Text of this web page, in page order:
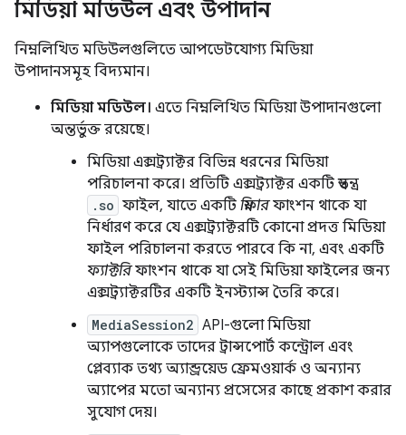
মিডিয়া মডিউল এবং উপাদান
নিম্নলিখিত মডিউলগুলিতে আপডেটযোগ্য মিডিয়া
উপাদানসমূহ বিদ্যমান।
মিডিয়া মডিউল। এতে নিম্নলিখিত মিডিয়া উপাদানগুলো
অন্তর্ভুক্ত রয়েছে।
মিডিয়া এক্সট্র্যাক্টর বিভিন্ন ধরনের মিডিয়া
পরিচালনা করে। প্রতিটি এক্সট্র্যাক্টর একটি স্বতন্ত্র
.so ফাইল, যাতে একটি স্নিফারফাংশন থাকে যা
নির্ধারণ করে যে এক্সট্র্যাক্টরটি কোনো প্রদত্ত মিডিয়া
ফাইল পরিচালনা করতে পারবে কি না, এবং একটি
ফ্যাক্টরিফাংশন থাকে যা সেই মিডিয়া ফাইলের জন্য
এক্সট্র্যাক্টরটির একটি ইনস্ট্যান্স তৈরি করে।
MediaSession2 API-গুলো মিডিয়া
অ্যাপগুলোকে তাদের ট্রান্সপোর্ট কন্ট্রোল এবং
প্লেব্যাক তথ্য অ্যান্ড্রয়েড ফ্রেমওয়ার্ক ও অন্যান্য
অ্যাপের মতো অন্যান্য প্রসেসের কাছে প্রকাশ করার
সুযোগ দেয়।